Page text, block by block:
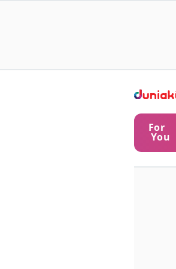
For
You